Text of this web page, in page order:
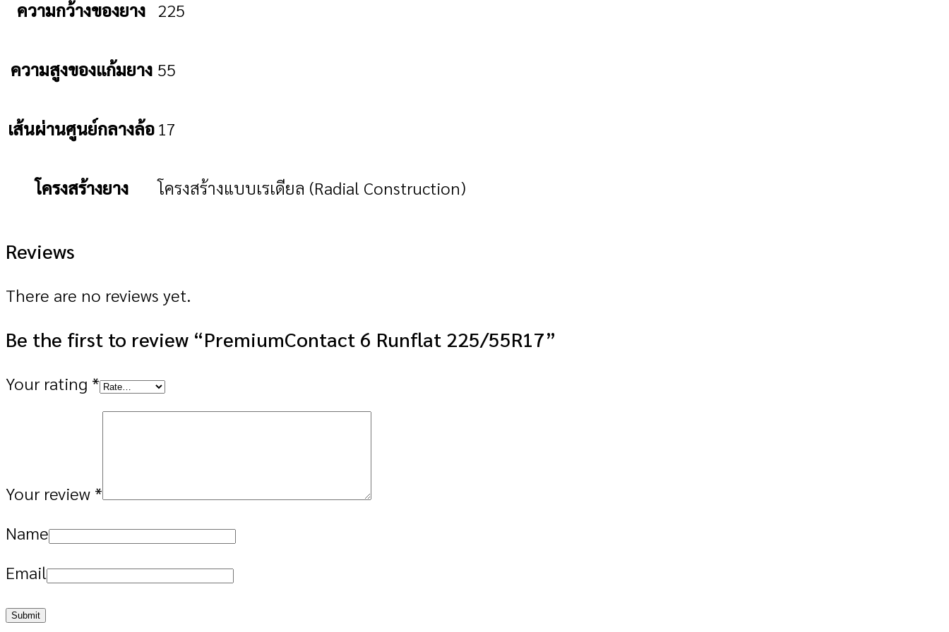
ความกว้างของยาง 225
ความสูงของแก้มยาง 55
เส้นผ่านศูนย์กลางล้อ17
โครงสร้างยาง โครงสร้างแบบเรเดียล (Radial Construction)
Reviews
There are no reviews yet.
Be the first to review “PremiumContact 6 Runflat 225/55R17”
Your rating *
Your review *
Name
Email